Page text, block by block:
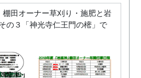
田オーナー草刈り・施肥と岩
の３「神光寺仁王門の樒」で